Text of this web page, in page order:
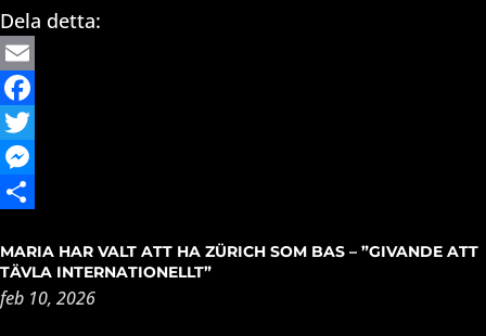
Dela detta:
Email
Facebook
Twitter
Messenger
MARIA HAR VALT ATT HA ZÜRICH SOM BAS – ”GIVANDE ATT
TÄVLA INTERNATIONELLT”
feb 10, 2026